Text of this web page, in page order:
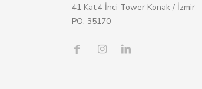
41 Kat:4 İnci Tower Konak / İzmir
PO: 35170